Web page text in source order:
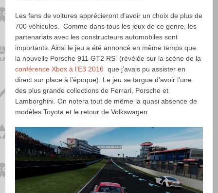
Les fans de voitures apprécieront d’avoir un choix de plus de
700 véhicules. Comme dans tous les jeux de ce genre, les
partenariats avec les constructeurs automobiles sont
importants. Ainsi le jeu a été annoncé en même temps que
la nouvelle Porsche 911 GT2 RS (révélée sur la scène de la
conférence Xbox à l’E3 2016 que j’avais pu assister en
direct sur place à l’époque). Le jeu se targue d’avoir l’une
des plus grande collections de Ferrari, Porsche et
Lamborghini. On notera tout de même la quasi absence de
modèles Toyota et le retour de Volkswagen.